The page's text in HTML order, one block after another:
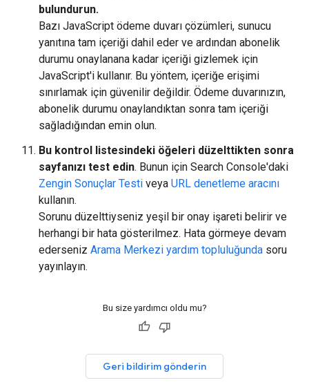
bulundurun.
Bazı JavaScript ödeme duvarı çözümleri, sunucu
yanıtına tam içeriği dahil eder ve ardından abonelik
durumu onaylanana kadar içeriği gizlemek için
JavaScript'i kullanır. Bu yöntem, içeriğe erişimi
sınırlamak için güvenilir değildir. Ödeme duvarınızın,
abonelik durumu onaylandıktan sonra tam içeriği
sağladığından emin olun.
Bu kontrol listesindeki öğeleri düzelttikten sonra
sayfanızı test edin. Bunun için Search Console'daki
Zengin Sonuçlar Testi veya URL denetleme aracını
kullanın.
Sorunu düzelttiyseniz yeşil bir onay işareti belirir ve
herhangi bir hata gösterilmez. Hata görmeye devam
ederseniz Arama Merkezi yardım topluluğunda soru
yayınlayın.
Bu size yardımcı oldu mu?
Geri bildirim gönderin